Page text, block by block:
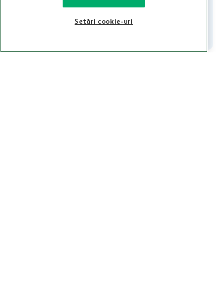
021-9141 contact@auchan.ro
Setări cookie-uri